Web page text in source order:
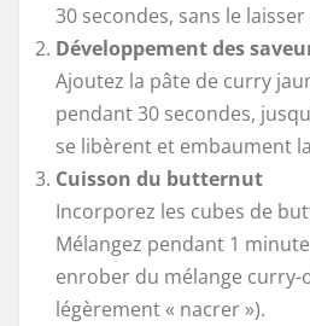
30 secondes, sans le
Développement des
Ajoutez la pâte de curry
pendant 30 secondes,
se libèrent et embaument
Cuisson du butternut
Incorporez les cubes de
Mélangez pendant 1
enrober du mélange curry-
légèrement « nacrer »).